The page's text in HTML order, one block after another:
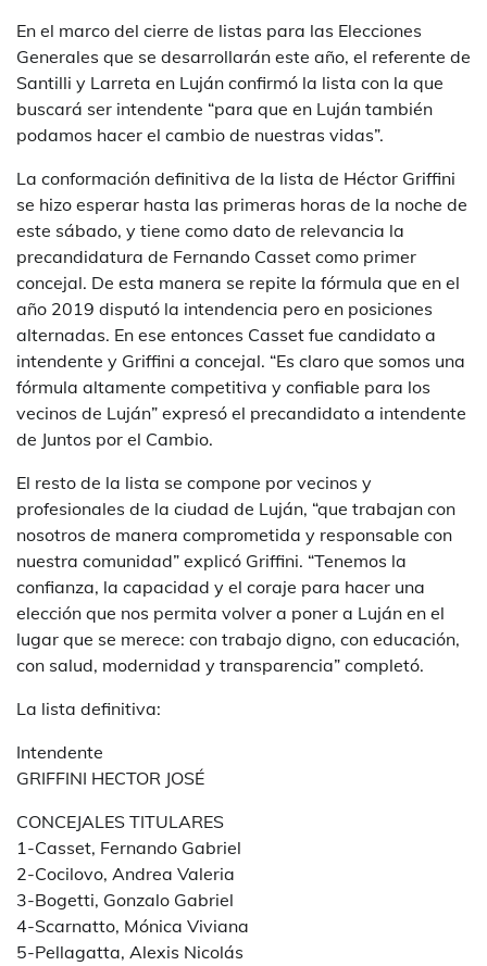
En el marco del cierre de listas para las Elecciones
Generales que se desarrollarán este año, el referente de
Santilli y Larreta en Luján confirmó la lista con la que
buscará ser intendente “para que en Luján también
podamos hacer el cambio de nuestras vidas”.
La conformación definitiva de la lista de Héctor Griffini
se hizo esperar hasta las primeras horas de la noche de
este sábado, y tiene como dato de relevancia la
precandidatura de Fernando Casset como primer
concejal. De esta manera se repite la fórmula que en el
año 2019 disputó la intendencia pero en posiciones
alternadas. En ese entonces Casset fue candidato a
intendente y Griffini a concejal. “Es claro que somos una
fórmula altamente competitiva y confiable para los
vecinos de Luján” expresó el precandidato a intendente
de Juntos por el Cambio.
El resto de la lista se compone por vecinos y
profesionales de la ciudad de Luján, “que trabajan con
nosotros de manera comprometida y responsable con
nuestra comunidad” explicó Griffini. “Tenemos la
confianza, la capacidad y el coraje para hacer una
elección que nos permita volver a poner a Luján en el
lugar que se merece: con trabajo digno, con educación,
con salud, modernidad y transparencia” completó.
La lista definitiva:
Intendente
GRIFFINI HECTOR JOSÉ
CONCEJALES TITULARES
1-Casset, Fernando Gabriel
2-Cocilovo, Andrea Valeria
3-Bogetti, Gonzalo Gabriel
4-Scarnatto, Mónica Viviana
5-Pellagatta, Alexis Nicolás